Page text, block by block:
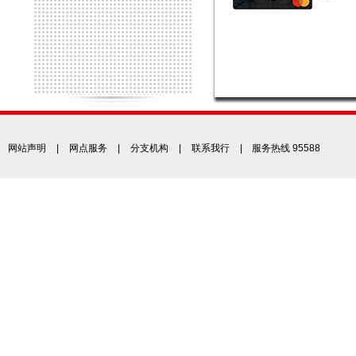
网站声明 网点服务 分支机构 联系我行 | 服务热线 95588